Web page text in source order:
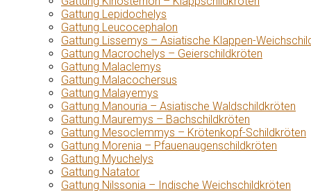
Gattung Lepidochelys
Gattung Leucocephalon
Gattung Lissemys – Asiatische Klappen-
Gattung Macrochelys – Geierschildkröten
Gattung Malaclemys
Gattung Malacochersus
Gattung Malayemys
Gattung Manouria – Asiatische Waldschildkröten
Gattung Mauremys – Bachschildkröten
Gattung Mesoclemmys – Krötenkopf-Schildkröten
Gattung Morenia – Pfauenaugenschildkröten
Gattung Myuchelys
Gattung Natator
Gattung Nilssonia – Indische Weichschildkröten